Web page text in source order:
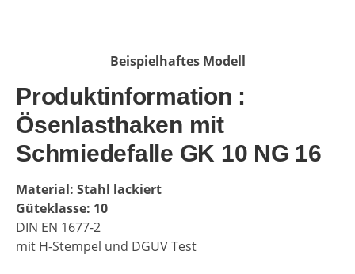
Beispielhaftes Modell
Produktinformation :
Ösenlasthaken mit
Schmiedefalle GK 10 NG 16
Material: Stahl lackiert
Güteklasse: 10
DIN EN 1677-2
mit H-Stempel und DGUV Test